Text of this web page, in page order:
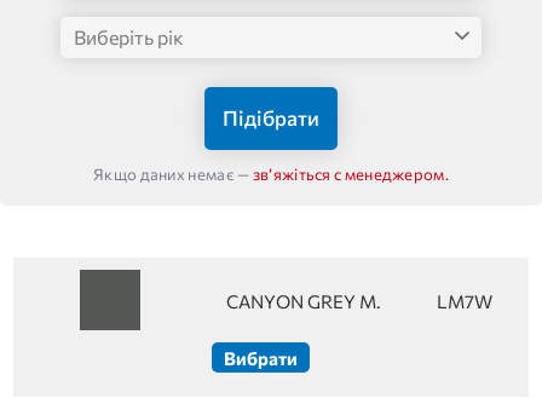
Підібрати
Якщо даних немає —звʼяжіться с менеджером.
CANYON GREY M. LM7W
Вибрати